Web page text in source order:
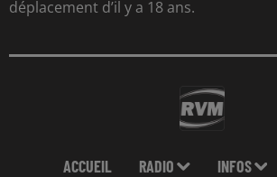
déplacement d’il y a 18 ans.
ACCUEIL RADIO INFOS